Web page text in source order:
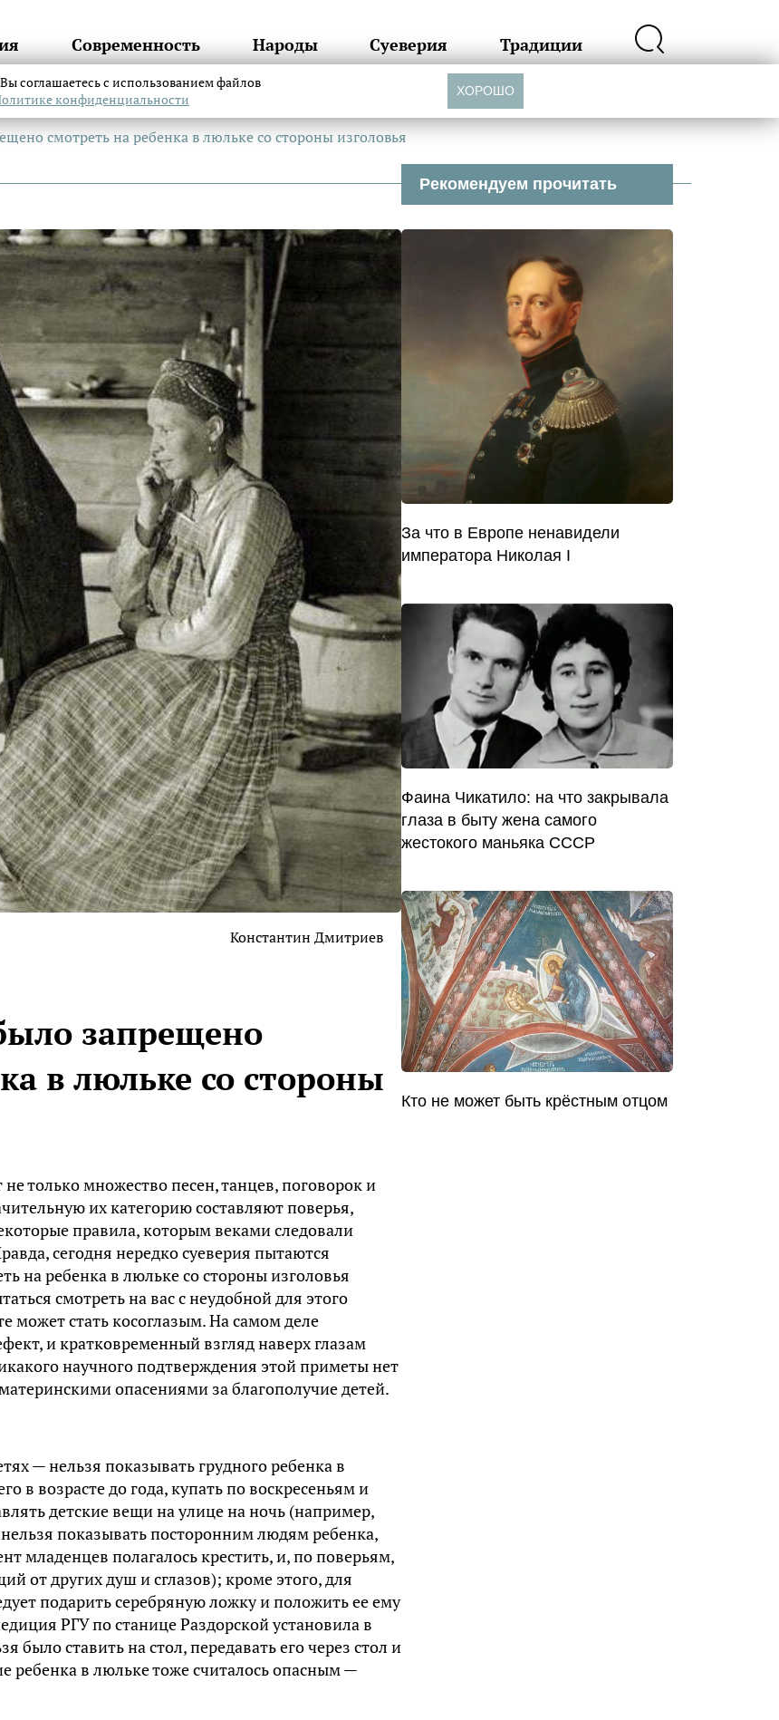
Современность Народы Суеверия Традиции
смотреть на ребенка в люльке со стороны изголовья
Константин Дмитриев
запрещено
в люльке со стороны
только множество песен, танцев, поговорок и
их категорию составляют поверья,
правила, которым веками следовали
сегодня нередко суеверия пытаются
на ребенка в люльке со стороны изголовья
смотреть на вас с неудобной для этого
может стать косоглазым. На самом деле
и кратковременный взгляд наверх глазам
научного подтверждения этой приметы нет
опасениями за благополучие детей.
— нельзя показывать грудного ребенка в
в возрасте до года, купать по воскресеньям и
детские вещи на улице на ночь (например,
показывать посторонним людям ребенка,
младенцев полагалось крестить, и, по поверьям,
от других душ и сглазов); кроме этого, для
подарить серебряную ложку и положить ее ему
РГУ по станице Раздорской установила в
было ставить на стол, передавать его через стол и
ребенка в люльке тоже считалось опасным —
Рекомендуем прочитать
За что в Европе ненавидели
императора Николая I
Фаина Чикатило: на что закрывала
глаза в быту жена самого
жестокого маньяка СССР
Кто не может быть крёстным отцом
соглашаетесь с использованием файлов
конфиденциальности ХОРОШО